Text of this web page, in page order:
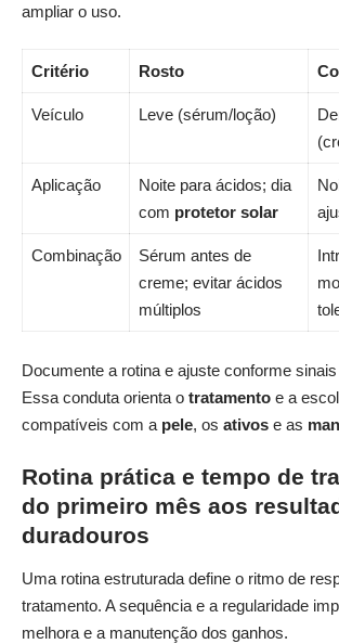
ampliar o uso.
Critério Rosto
Veículo Leve (sérum/loção)
Aplicação
Noite para ácidos; dia
com protetor solar
Combinação
Sérum antes de
creme; evitar ácidos
múltiplos
Documente a rotina e ajuste conforme
Essa conduta orienta o tratamento e a
compatíveis com a pele, os ativos e as
Rotina prática e tempo de
do primeiro mês aos
duradouros
Uma rotina estruturada define o ritmo de
tratamento. A sequência e a regularidade
melhora e a manutenção dos ganhos.